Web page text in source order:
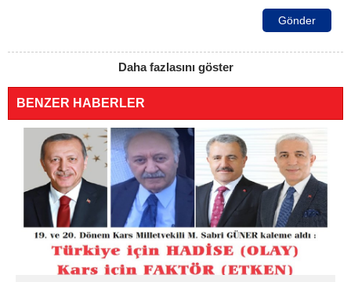
Gönder
Daha fazlasını göster
BENZER HABERLER